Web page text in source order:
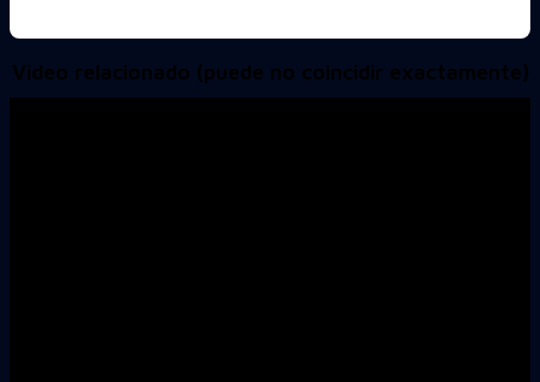
Video relacionado (puede no coincidir exactamente)